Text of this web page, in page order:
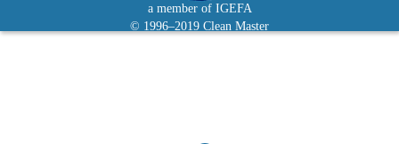
a member of IGEFA
© 1996–2019 Clean Master